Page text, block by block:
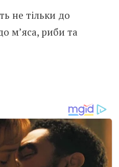
не тільки до
м’яса, риби та